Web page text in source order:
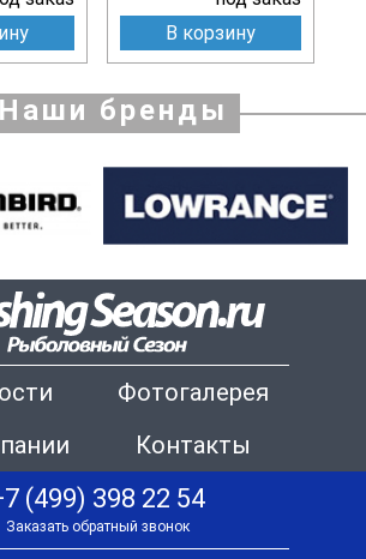
В корзину
Наши бренды
Фотогалерея
Контакты
(499) 398 22 54
Заказать обратный звонок